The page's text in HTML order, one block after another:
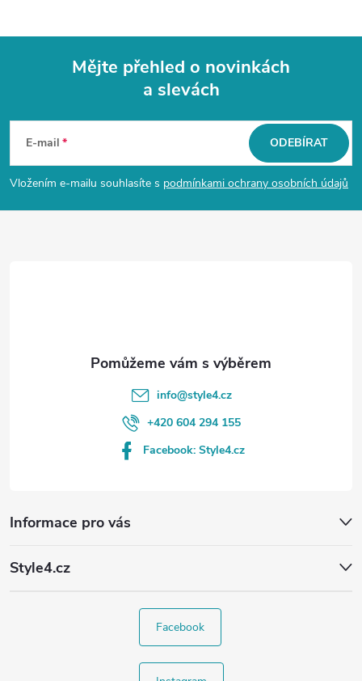
p
Mějte přehled o novinkách
a slevách
E-mail
Vložením e-mailu souhlasíte s podmínkami ochrany osobních údajů
ODEBÍRAT
Informace pro vás
Style4.cz
info@style4.cz
+420 604 294 155
Facebook: Style4.cz
Facebook